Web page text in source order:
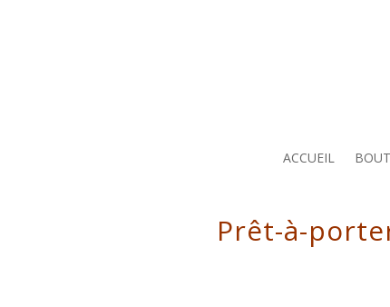
ACCUEIL
Prêt-à-